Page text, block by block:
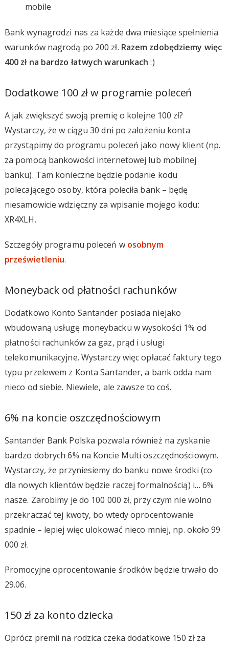
mobile
Bank wynagrodzi nas za każde dwa miesiące spełnienia
warunków nagrodą po 200 zł. Razem zdobędziemy więc
400 zł na bardzo łatwych warunkach :)
Dodatkowe 100 zł w programie poleceń
A jak zwiększyć swoją premię o kolejne 100 zł?
Wystarczy, że w ciągu 30 dni po założeniu konta
przystąpimy do programu poleceń jako nowy klient (np.
za pomocą bankowości internetowej lub mobilnej
banku). Tam konieczne będzie podanie kodu
polecającego osoby, która poleciła bank – będę
niesamowicie wdzięczny za wpisanie mojego kodu:
XR4XLH.
Szczegóły programu poleceń w osobnym
prześwietleniu.
Moneyback od płatności rachunków
Dodatkowo Konto Santander posiada niejako
wbudowaną usługę moneybacku w wysokości 1% od
płatności rachunków za gaz, prąd i usługi
telekomunikacyjne. Wystarczy więc opłacać faktury tego
typu przelewem z Konta Santander, a bank odda nam
nieco od siebie. Niewiele, ale zawsze to coś.
6% na koncie oszczędnościowym
Santander Bank Polska pozwala również na zyskanie
bardzo dobrych 6% na Koncie Multi oszczędnościowym.
Wystarczy, że przyniesiemy do banku nowe środki (co
dla nowych klientów będzie raczej formalnością) i… 6%
nasze. Zarobimy je do 100 000 zł, przy czym nie wolno
przekraczać tej kwoty, bo wtedy oprocentowanie
spadnie – lepiej więc ulokować nieco mniej, np. około 99
000 zł.
Promocyjne oprocentowanie środków będzie trwało do
29.06.
150 zł za konto dziecka
Oprócz premii na rodzica czeka dodatkowe 150 zł za